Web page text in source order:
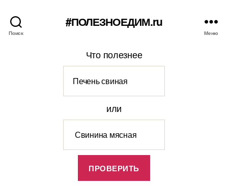
Поиск
#ПОЛЕЗНОЕДИМ.ru
Меню
Что полезнее
или